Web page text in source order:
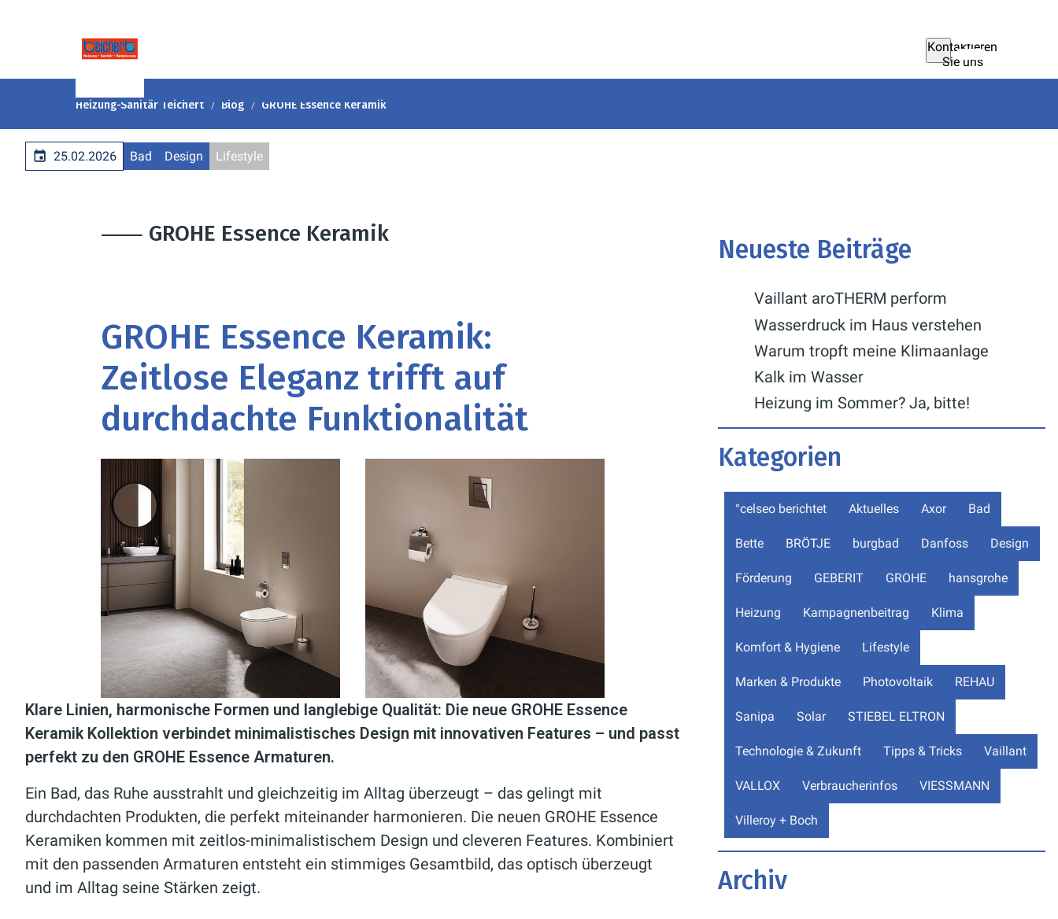
Kontaktieren
Sie uns
Heizung-Sanitär Teichert Blog GROHE Essence Keramik
25.02.2026 Bad Design Lifestyle
⸺ GROHE Essence Keramik
GROHE Essence Keramik:
Zeitlose Eleganz trifft auf
durchdachte Funktionalität
Klare Linien, harmonische Formen und langlebige Qualität: Die neue GROHE Essence
Keramik Kollektion verbindet minimalistisches Design mit innovativen Features – und passt
perfekt zu den GROHE Essence Armaturen.
Ein Bad, das Ruhe ausstrahlt und gleichzeitig im Alltag überzeugt – das gelingt mit
durchdachten Produkten, die perfekt miteinander harmonieren. Die neuen GROHE Essence
Keramiken kommen mit zeitlos-minimalistischem Design und cleveren Features. Kombiniert
mit den passenden Armaturen entsteht ein stimmiges Gesamtbild, das optisch überzeugt
und im Alltag seine Stärken zeigt.
Neueste Beiträge
Vaillant aroTHERM perform
Wasserdruck im Haus verstehen
Warum tropft meine Klimaanlage
Kalk im Wasser
Heizung im Sommer? Ja, bitte!
Kategorien
°celseo berichtet Aktuelles Axor Bad
Bette BRÖTJE burgbad Danfoss Design
Förderung GEBERIT GROHE hansgrohe
Heizung Kampagnenbeitrag Klima
Komfort & Hygiene Lifestyle
Marken & Produkte Photovoltaik REHAU
Sanipa Solar STIEBEL ELTRON
Technologie & Zukunft Tipps & Tricks Vaillant
VALLOX Verbraucherinfos VIESSMANN
Villeroy + Boch
Archiv